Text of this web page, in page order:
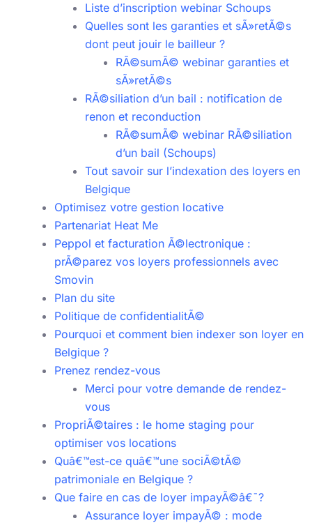
Liste d’inscription webinar Schoups
Quelles sont les garanties et sÃ»retÃ©s
dont peut jouir le bailleur ?
RÃ©sumÃ© webinar garanties et
sÃ»retÃ©s
RÃ©siliation d’un bail : notification de
renon et reconduction
RÃ©sumÃ© webinar RÃ©siliation
d’un bail (Schoups)
Tout savoir sur l’indexation des loyers en
Belgique
Optimisez votre gestion locative
Partenariat Heat Me
Peppol et facturation Ã©lectronique :
prÃ©parez vos loyers professionnels avec
Smovin
Plan du site
Politique de confidentialitÃ©
Pourquoi et comment bien indexer son loyer en
Belgique ?
Prenez rendez-vous
Merci pour votre demande de rendez-
vous
PropriÃ©taires : le home staging pour
optimiser vos locations
Quâ€™est-ce quâ€™une sociÃ©tÃ©
patrimoniale en Belgique ?
Que faire en cas de loyer impayÃ©â€¯?
Assurance loyer impayÃ© : mode